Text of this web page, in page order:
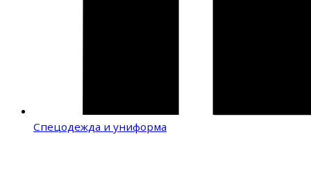
Спецодежда и униформа